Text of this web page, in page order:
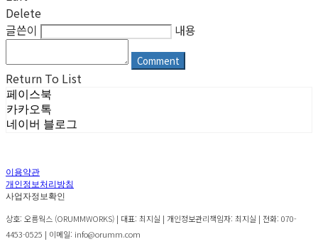
Delete
글쓴이
내용
Comment
Return To List
페이스북
카카오톡
네이버 블로그
이용약관
개인정보처리방침
사업자정보확인
상호: 오름웍스 (ORUMMWORKS) | 대표: 최지실 | 개인정보관리책임자: 최지실 | 전화: 070-
4453-0525 | 이메일: info@orumm.com